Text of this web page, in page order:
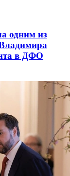
одним из
в ДФО